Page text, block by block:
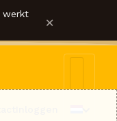
werkt ×